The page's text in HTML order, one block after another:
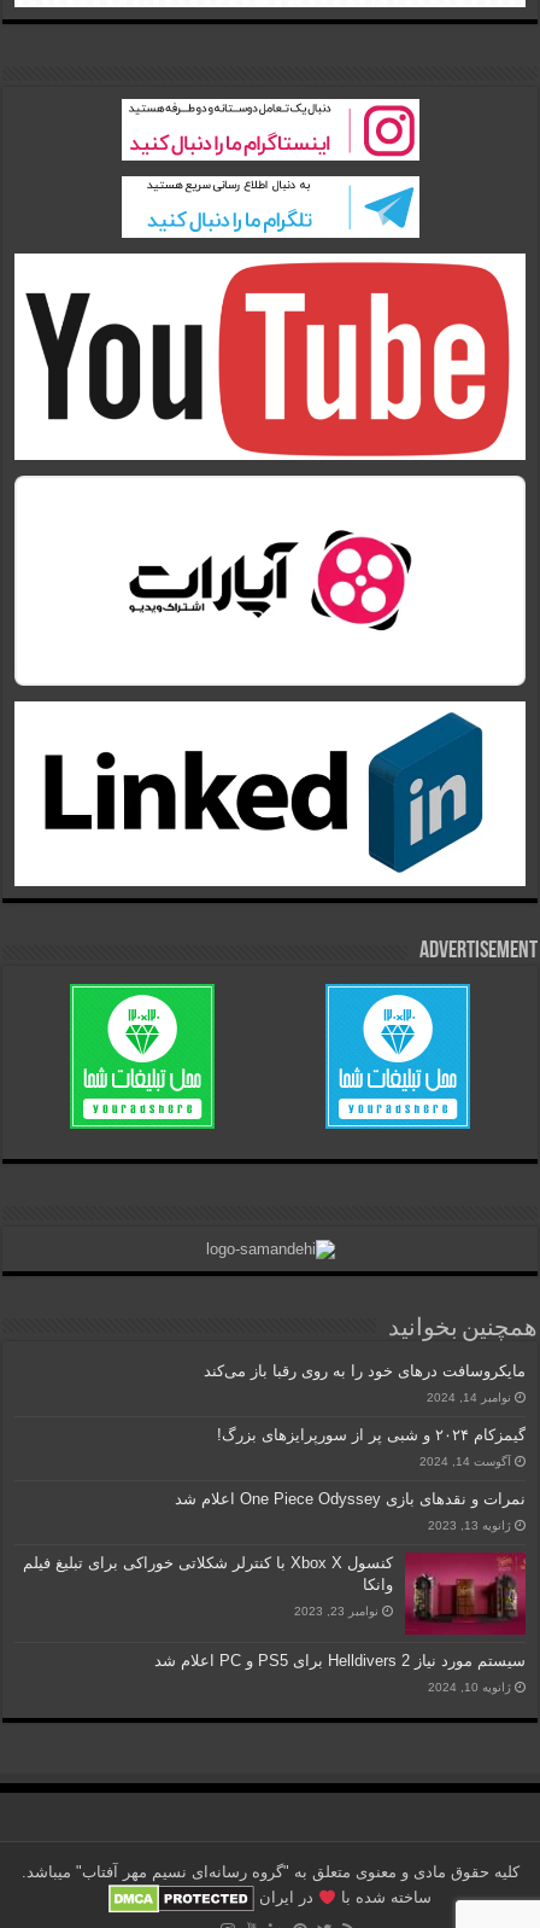
Advertisement
همچنین بخوانید
مایکروسافت درهای خود را به روی رقبا باز می‌کند
نوامبر 14, 2024
گیمزکام ۲۰۲۴ و شبی پر از سورپرایزهای بزرگ!
آگوست 14, 2024
نمرات و نقدهای بازی One Piece Odyssey اعلام شد
ژانویه 13, 2023
کنسول Xbox X با کنترلر شکلاتی خوراکی برای تبلیغ فیلم
وانکا
نوامبر 23, 2023
سیستم مورد نیاز Helldivers 2 برای PS5 و PC اعلام شد
ژانویه 10, 2024
کلیه حقوق مادی و معنوی متعلق به "گروه رسانه‌ای نسیم مهر آفتاب" می‎باشد.
ساخته شده با
در ایران